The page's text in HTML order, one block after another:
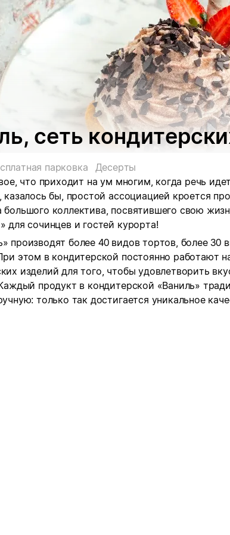
сеть
парковка
Десерты
что приходит на ум многим, когда речь
бы, простой ассоциацией кроется
большого коллектива, посвятившего свою
для сочинцев и гостей курорта!
производят более 40 видов тортов, более 30
этом в кондитерской постоянно работают
изделий для того, чтобы удовлетворить
продукт в кондитерской «Ваниль»
только так достигается уникальное